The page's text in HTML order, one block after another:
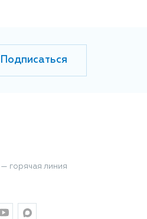
Подписаться
— горячая линия